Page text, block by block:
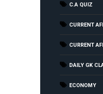
C.A QUIZ
CURRENT
CURRENT
DAILY GK
ECONOMY